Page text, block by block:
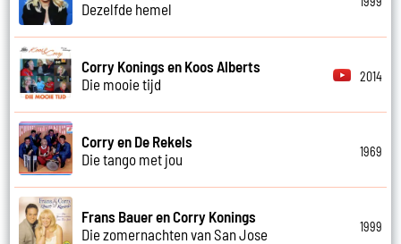
Dezelfde hemel
Corry Konings en Koos Alberts
Die mooie tijd
2014
Corry en De Rekels
Die tango met jou
1969
Frans Bauer en Corry Konings
Die zomernachten van San Jose
1999